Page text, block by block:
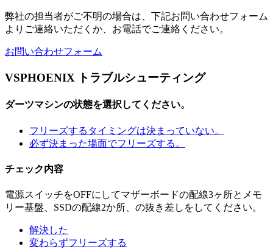
弊社の担当者がご不明の場合は、下記お問い合わせフォーム
よりご連絡いただくか、お電話でご連絡ください。
お問い合わせフォーム
VSPHOENIX トラブルシューティング
ダーツマシンの状態を選択してください。
フリーズするタイミングは決まっていない。
必ず決まった場面でフリーズする。
チェック内容
電源スイッチをOFFにしてマザーボードの配線3ヶ所とメモ
リー基盤、SSDの配線2か所、の抜き差しをしてください。
解決した
変わらずフリーズする